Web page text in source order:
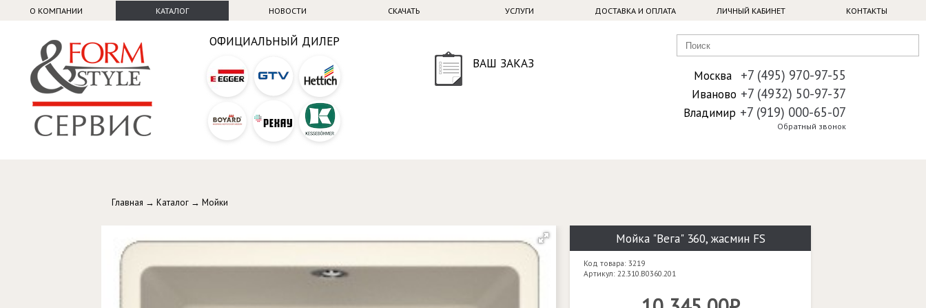
О КОМПАНИИ КАТАЛОГ НОВОСТИ СКАЧАТЬ УСЛУГИ ДОСТАВКА И ОПЛАТА ЛИЧНЫЙ КАБИНЕТ КОНТАКТЫ
ОФИЦИАЛЬНЫЙ ДИЛЕР
ВАШ ЗАКАЗ
Москва +7 (495) 970-97-55
Иваново +7 (4932) 50-97-37
Владимир +7 (919) 000-65-07
Обратный звонок
Главная → Каталог → Мойки
Мойка "Вега" 360, жасмин FS
Код товара: 3219
Артикул: 22.310.B0360.201